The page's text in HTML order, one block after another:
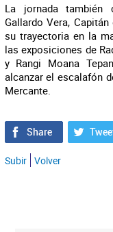
La jornada también
Gallardo Vera,
su trayectoria en la
las exposiciones de
y Rangi Moana
alcanzar el escalafón
Mercante.
Subir Volver